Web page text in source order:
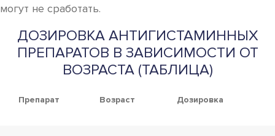
могут не сработать.
ДОЗИРОВКА АНТИГИСТАМИННЫХ
ПРЕПАРАТОВ В ЗАВИСИМОСТИ ОТ
ВОЗРАСТА (ТАБЛИЦА)
Препарат Возраст Дозировка